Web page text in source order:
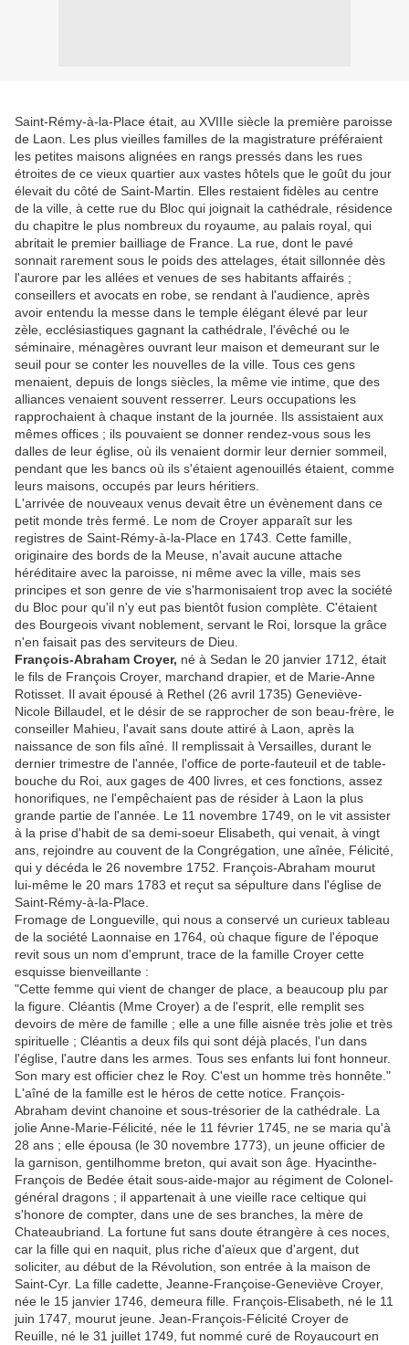
Saint-Rémy-à-la-Place était, au XVIIIe siècle la première paroisse
de Laon. Les plus vieilles familles de la magistrature préféraient
les petites maisons alignées en rangs pressés dans les rues
étroites de ce vieux quartier aux vastes hôtels que le goût du jour
élevait du côté de Saint-Martin. Elles restaient fidèles au centre
de la ville, à cette rue du Bloc qui joignait la cathédrale, résidence
du chapitre le plus nombreux du royaume, au palais royal, qui
abritait le premier bailliage de France. La rue, dont le pavé
sonnait rarement sous le poids des attelages, était sillonnée dès
l'aurore par les allées et venues de ses habitants affairés ;
conseillers et avocats en robe, se rendant à l'audience, après
avoir entendu la messe dans le temple élégant élevé par leur
zèle, ecclésiastiques gagnant la cathédrale, l'évêché ou le
séminaire, ménagères ouvrant leur maison et demeurant sur le
seuil pour se conter les nouvelles de la ville. Tous ces gens
menaient, depuis de longs siècles, la même vie intime, que des
alliances venaient souvent resserrer. Leurs occupations les
rapprochaient à chaque instant de la journée. Ils assistaient aux
mêmes offices ; ils pouvaient se donner rendez-vous sous les
dalles de leur église, où ils venaient dormir leur dernier sommeil,
pendant que les bancs où ils s'étaient agenouillés étaient, comme
leurs maisons, occupés par leurs héritiers.
L'arrivée de nouveaux venus devait être un évènement dans ce
petit monde très fermé. Le nom de Croyer apparaît sur les
registres de Saint-Rémy-à-la-Place en 1743. Cette famille,
originaire des bords de la Meuse, n'avait aucune attache
héréditaire avec la paroisse, ni même avec la ville, mais ses
principes et son genre de vie s'harmonisaient trop avec la société
du Bloc pour qu'il n'y eut pas bientôt fusion complète. C'étaient
des Bourgeois vivant noblement, servant le Roi, lorsque la grâce
n'en faisait pas des serviteurs de Dieu.
François-Abraham Croyer, né à Sedan le 20 janvier 1712, était
le fils de François Croyer, marchand drapier, et de Marie-Anne
Rotisset. Il avait épousé à Rethel (26 avril 1735) Geneviève-
Nicole Billaudel, et le désir de se rapprocher de son beau-frère, le
conseiller Mahieu, l'avait sans doute attiré à Laon, après la
naissance de son fils aîné. Il remplissait à Versailles, durant le
dernier trimestre de l'année, l'office de porte-fauteuil et de table-
bouche du Roi, aux gages de 400 livres, et ces fonctions, assez
honorifiques, ne l'empêchaient pas de résider à Laon la plus
grande partie de l'année. Le 11 novembre 1749, on le vit assister
à la prise d'habit de sa demi-soeur Elisabeth, qui venait, à vingt
ans, rejoindre au couvent de la Congrégation, une aînée, Félicité,
qui y décéda le 26 novembre 1752. François-Abraham mourut
lui-même le 20 mars 1783 et reçut sa sépulture dans l'église de
Saint-Rémy-à-la-Place.
Fromage de Longueville, qui nous a conservé un curieux tableau
de la société Laonnaise en 1764, où chaque figure de l'époque
revit sous un nom d'emprunt, trace de la famille Croyer cette
esquisse bienveillante :
"Cette femme qui vient de changer de place, a beaucoup plu par
la figure. Cléantis (Mme Croyer) a de l'esprit, elle remplit ses
devoirs de mère de famille ; elle a une fille aisnée très jolie et très
spirituelle ; Cléantis a deux fils qui sont déjà placés, l'un dans
l'église, l'autre dans les armes. Tous ses enfants lui font honneur.
Son mary est officier chez le Roy. C'est un homme très honnête."
L'aîné de la famille est le héros de cette notice. François-
Abraham devint chanoine et sous-trésorier de la cathédrale. La
jolie Anne-Marie-Félicité, née le 11 février 1745, ne se maria qu'à
28 ans ; elle épousa (le 30 novembre 1773), un jeune officier de
la garnison, gentilhomme breton, qui avait son âge. Hyacinthe-
François de Bedée était sous-aide-major au régiment de Colonel-
général dragons ; il appartenait à une vieille race celtique qui
s'honore de compter, dans une de ses branches, la mère de
Chateaubriand. La fortune fut sans doute étrangère à ces noces,
car la fille qui en naquit, plus riche d'aïeux que d'argent, dut
soliciter, au début de la Révolution, son entrée à la maison de
Saint-Cyr. La fille cadette, Jeanne-Françoise-Geneviève Croyer,
née le 15 janvier 1746, demeura fille. François-Elisabeth, né le 11
juin 1747, mourut jeune. Jean-François-Félicité Croyer de
Reuille, né le 31 juillet 1749, fut nommé curé de Royaucourt en